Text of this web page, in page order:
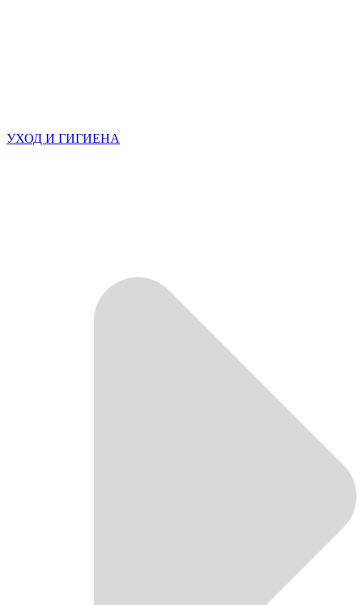
УХОД И ГИГИЕНА